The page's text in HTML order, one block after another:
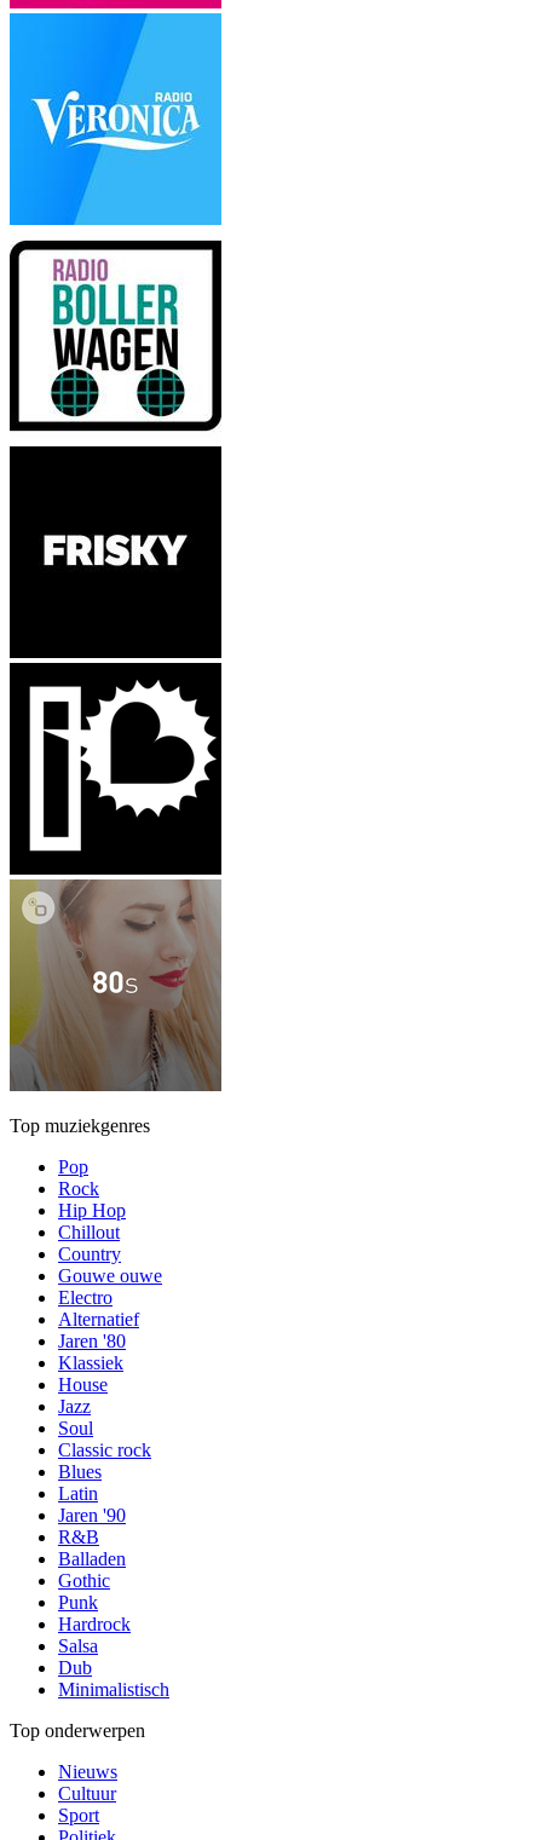
Top muziekgenres
Pop
Rock
Hip Hop
Chillout
Country
Gouwe ouwe
Electro
Alternatief
Jaren '80
Klassiek
House
Jazz
Soul
Classic rock
Blues
Latin
Jaren '90
R&B
Balladen
Gothic
Punk
Hardrock
Salsa
Dub
Minimalistisch
Top onderwerpen
Nieuws
Cultuur
Sport